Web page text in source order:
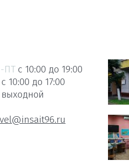
ПТ c 10:00 до 19:00
c 10:00 до 17:00
выходной